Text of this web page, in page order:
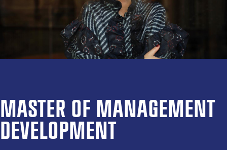
MASTER OF MANAGEMENT
DEVELOPMENT